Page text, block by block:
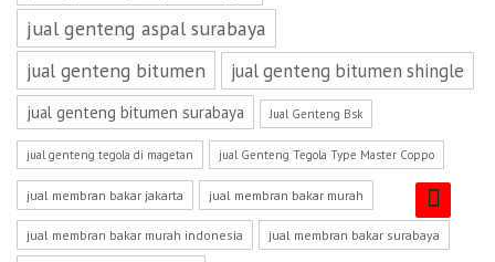
jual genteng aspal surabaya
jual genteng bitumen
jual genteng bitumen shingle
jual genteng bitumen surabaya Jual Genteng Bsk
jual genteng tegola di magetan jual Genteng Tegola Type Master Coppo
jual membran bakar jakarta jual membran bakar murah
jual membran bakar murah indonesia jual membran bakar surabaya